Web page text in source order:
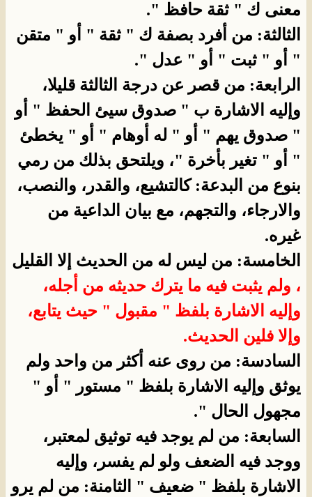
معنى ك " ثقة حافظ ".
الثالثة: من أفرد بصفة ك " ثقة " أو " متقن
" أو " ثبت " أو " عدل ".
الرابعة: من قصر عن درجة الثالثة قليلا،
وإليه الاشارة ب " صدوق سيئ الحفظ " أو
" صدوق يهم " أو " له أوهام " أو " يخطئ
" أو " تغير بأخرة "، ويلتحق بذلك من رمي
بنوع من البدعة: كالتشيع، والقدر، والنصب،
والارجاء، والتجهم، مع بيان الداعية من
غيره.
الخامسة: من ليس له من الحديث إلا القليل
، ولم يثبت فيه ما يترك حديثه من أجله،
وإليه الاشارة بلفظ " مقبول " حيث يتابع،
وإلا فلين الحديث.
السادسة: من روى عنه أكثر من واحد ولم
يوثق وإليه الاشارة بلفظ " مستور " أو "
مجهول الحال ".
السابعة: من لم يوجد فيه توثيق لمعتبر،
ووجد فيه الضعف ولو لم يفسر، وإليه
الاشارة بلفظ " ضعيف " الثامنة: من لم يرو